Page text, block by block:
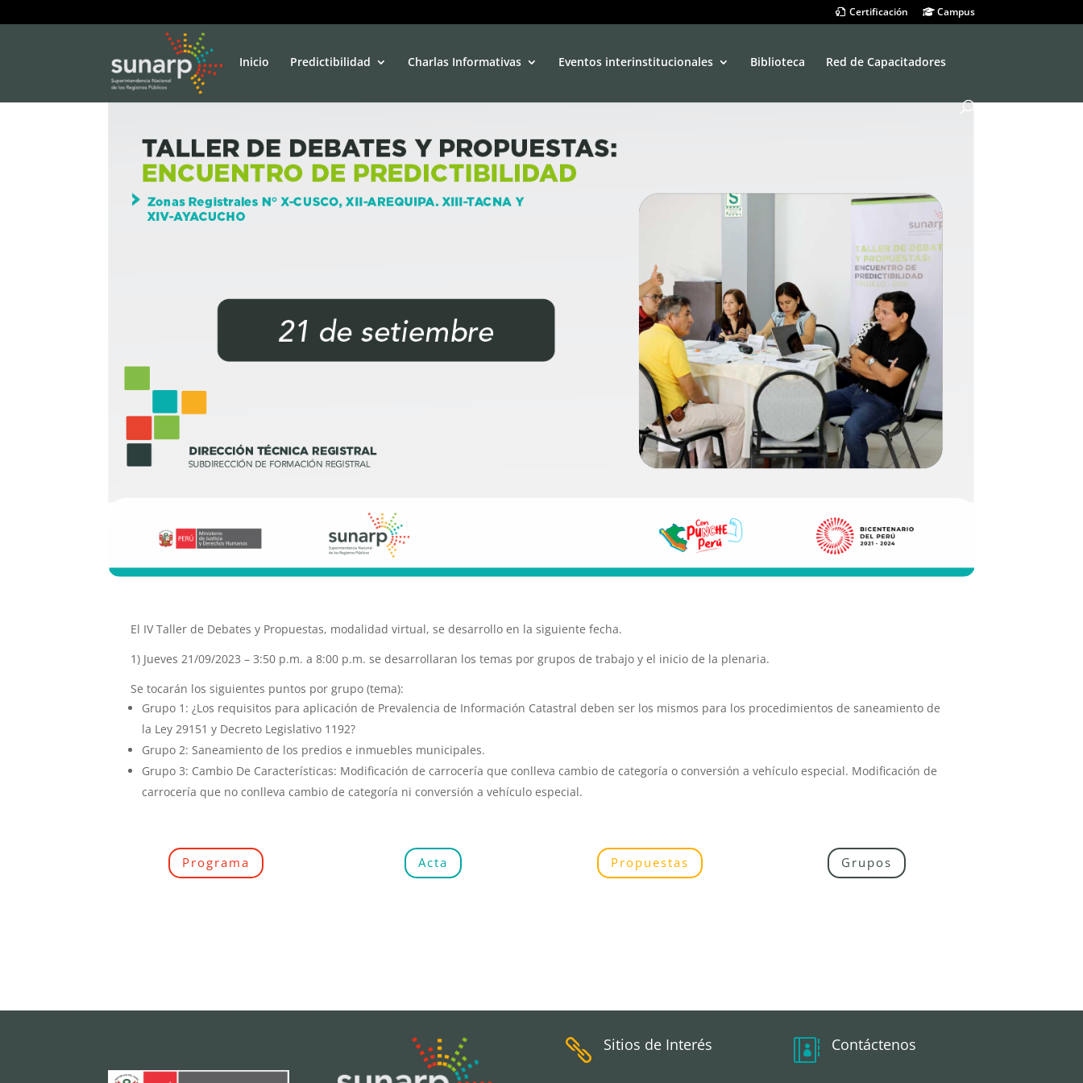
Certificación Campus
Inicio Predictibilidad Charlas Informativas Eventos interinstitucionales Biblioteca Red de Capacitadores
El IV Taller de Debates y Propuestas, modalidad virtual, se desarrollo en la siguiente fecha.
1) Jueves 21/09/2023 – 3:50 p.m. a 8:00 p.m. se desarrollaran los temas por grupos de trabajo y el inicio de la plenaria.
Se tocarán los siguientes puntos por grupo (tema):
Grupo 1: ¿Los requisitos para aplicación de Prevalencia de Información Catastral deben ser los mismos para los procedimientos de saneamiento de
la Ley 29151 y Decreto Legislativo 1192?
Grupo 2: Saneamiento de los predios e inmuebles municipales.
Grupo 3: Cambio De Características: Modificación de carrocería que conlleva cambio de categoría o conversión a vehículo especial. Modificación de
carrocería que no conlleva cambio de categoría ni conversión a vehículo especial.
Programa Acta Propuestas Grupos
 Sitios de Interés  Contáctenos